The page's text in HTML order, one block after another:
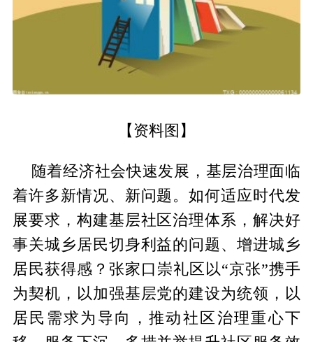
【资料图】
随着经济社会快速发展，基层治理面临
着许多新情况、新问题。如何适应时代发
展要求，构建基层社区治理体系，解决好
事关城乡居民切身利益的问题、增进城乡
居民获得感？张家口崇礼区以“京张”携手
为契机，以加强基层党的建设为统领，以
居民需求为导向，推动社区治理重心下